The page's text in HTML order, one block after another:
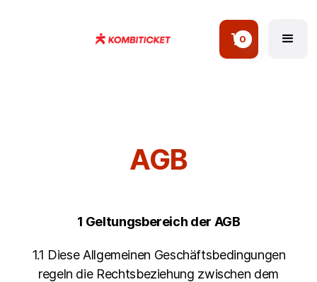
0
AGB
1 Geltungsbereich der AGB
1.1 Diese Allgemeinen Geschäftsbedingungen
regeln die Rechtsbeziehung zwischen dem